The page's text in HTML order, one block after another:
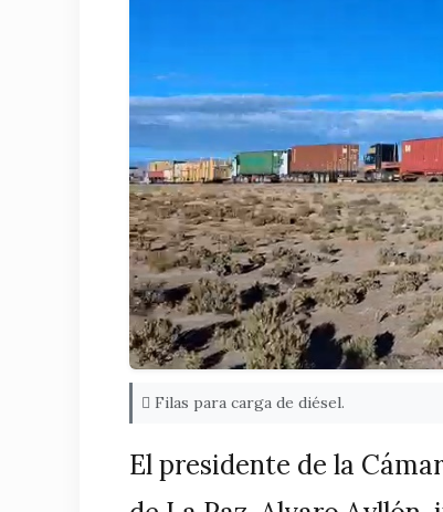
Filas para carga de diésel.
El presidente de la